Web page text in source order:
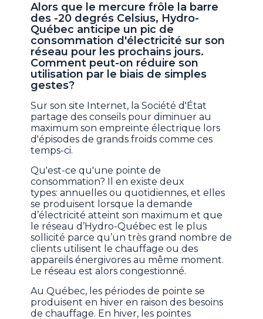
Alors que le mercure frôle la barre
des -20 degrés Celsius, Hydro-
Québec anticipe un pic de
consommation d'électricité sur son
réseau pour les prochains jours.
Comment peut-on réduire son
utilisation par le biais de simples
gestes?
Sur son site Internet, la Société d'État
partage des conseils pour diminuer au
maximum son empreinte électrique lors
d'épisodes de grands froids comme ces
temps-ci.
Qu'est-ce qu'une pointe de
consommation? Il en existe deux
types: annuelles ou quotidiennes, et elles
se produisent lorsque la demande
d’électricité atteint son maximum et que
le réseau d’Hydro-Québec est le plus
sollicité parce qu’un très grand nombre de
clients utilisent le chauffage ou des
appareils énergivores au même moment.
Le réseau est alors congestionné.
Au Québec, les périodes de pointe se
produisent en hiver en raison des besoins
de chauffage. En hiver, les pointes